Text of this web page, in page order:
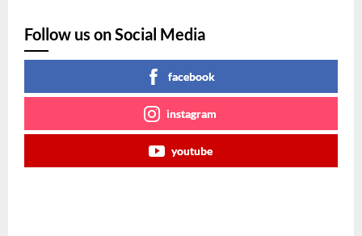
Follow us on Social Media
facebook
instagram
youtube